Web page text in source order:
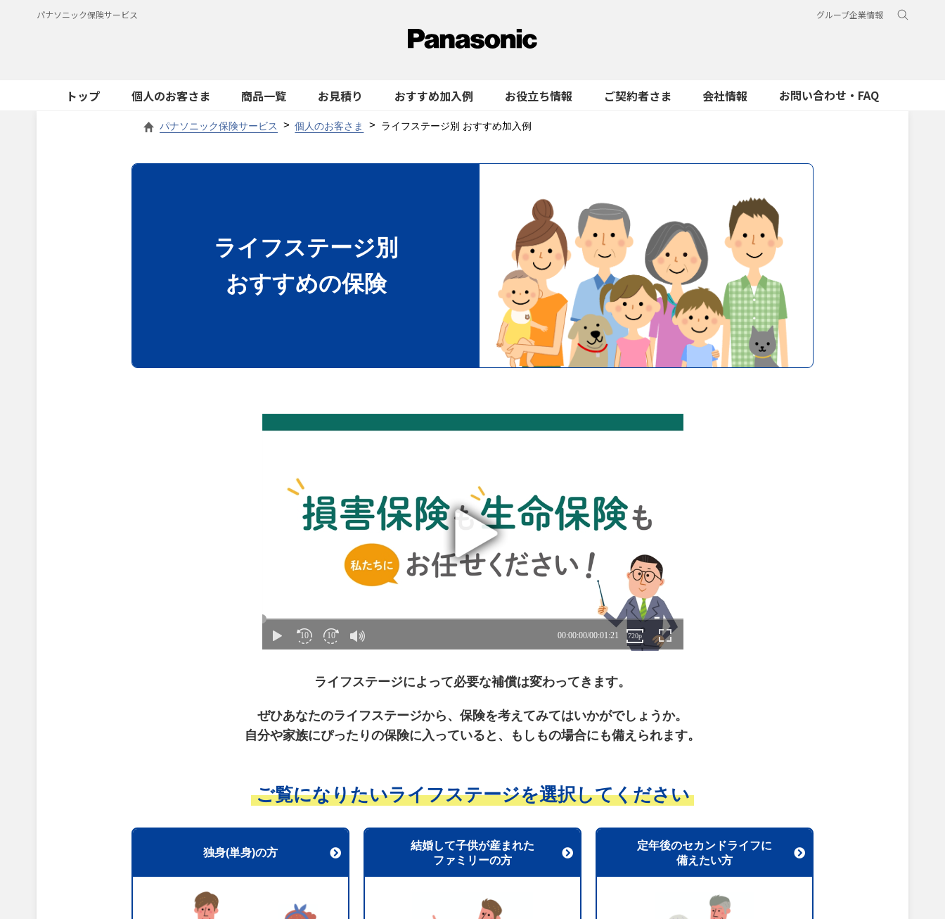
パナソニック保険サービス グループ企業情報
トップ 個人のお客さま 商品一覧 お見積り おすすめ加入例 お役立ち情報 ご契約者さま 会社情報 お問い合わせ・FAQ
パナソニック保険サービス 個人のお客さま ライフステージ別 おすすめ加入例
ライフステージ別
おすすめの保険
ライフステージによって必要な補償は変わってきます。
ぜひあなたのライフステージから、保険を考えてみてはいかがでしょうか。
自分や家族にぴったりの保険に入っていると、もしもの場合にも備えられます。
ご覧になりたいライフステージを選択してください
独身(単身)の方
結婚して子供が産まれた
ファミリーの方
定年後のセカンドライフに
備えたい方